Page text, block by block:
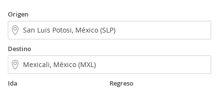
Origen
Destino
Ida Regreso